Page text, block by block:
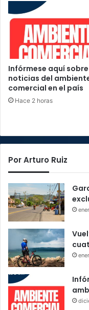
Infórmese aquí
noticias del
comercial en el país
Hace 2 horas
Por Arturo Ruiz